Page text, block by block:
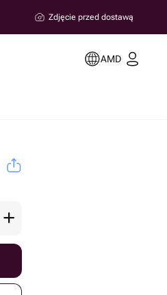
Zdjęcie przed dostawą
AMD